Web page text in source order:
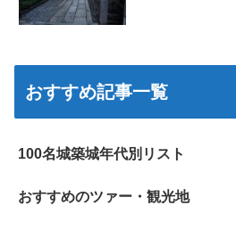
おすすめ記事一覧
100名城築城年代別リスト
おすすめのツァー・観光地